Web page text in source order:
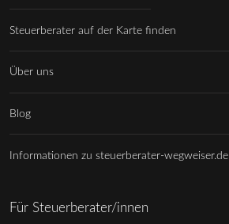
Steuerberater auf der Karte finden
Über uns
Blog
Informationen zu steuerberater-wegweiser.de
Für Steuerberater/innen